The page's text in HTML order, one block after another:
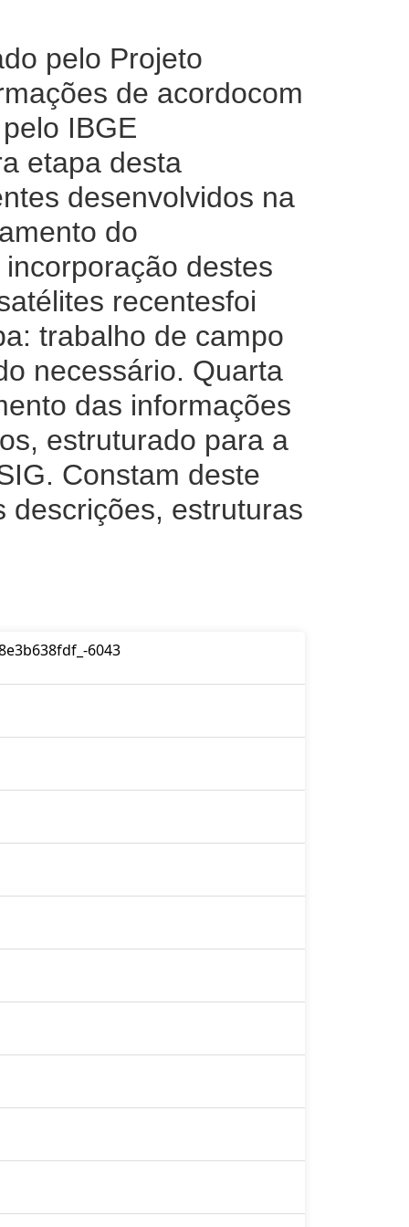
pelo Projeto
de acordocom
IBGE
etapa desta
desenvolvidos na
do
destes
recentesfoi
trabalho de campo
necessário. Quarta
das informações
estruturado para a
Constam deste
descrições, estruturas
6043